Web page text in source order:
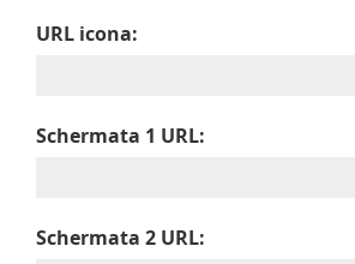
URL icona:
Schermata 1 URL:
Schermata 2 URL: